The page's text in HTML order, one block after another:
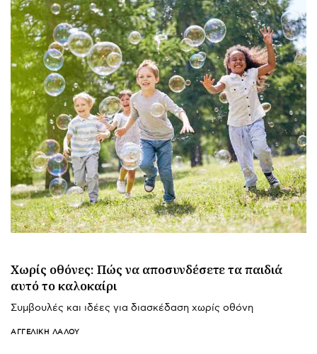
Χωρίς οθόνες: Πώς να αποσυνδέσετε τα παιδιά
αυτό το καλοκαίρι
Συμβουλές και ιδέες για διασκέδαση χωρίς οθόνη
ΑΓΓΕΛΙΚΉ ΛΆΛΟΥ